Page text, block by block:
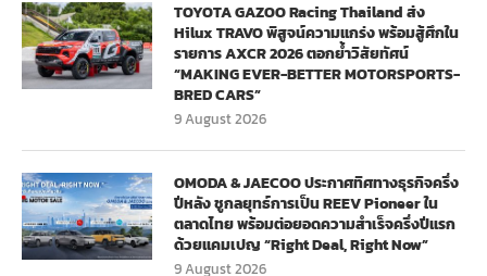
TOYOTA GAZOO Racing Thailand ส่ง
Hilux TRAVO พิสูจน์ความแกร่ง พร้อมสู้ศึกใน
รายการ AXCR 2026 ตอกย้ำวิสัยทัศน์
“MAKING EVER-BETTER MOTORSPORTS-
BRED CARS”
9 August 2026
OMODA & JAECOO ประกาศทิศทางธุรกิจครึ่ง
ปีหลัง ชูกลยุทธ์การเป็น REEV Pioneer ใน
ตลาดไทย พร้อมต่อยอดความสำเร็จครึ่งปีแรก
ด้วยแคมเปญ “Right Deal, Right Now”
9 August 2026